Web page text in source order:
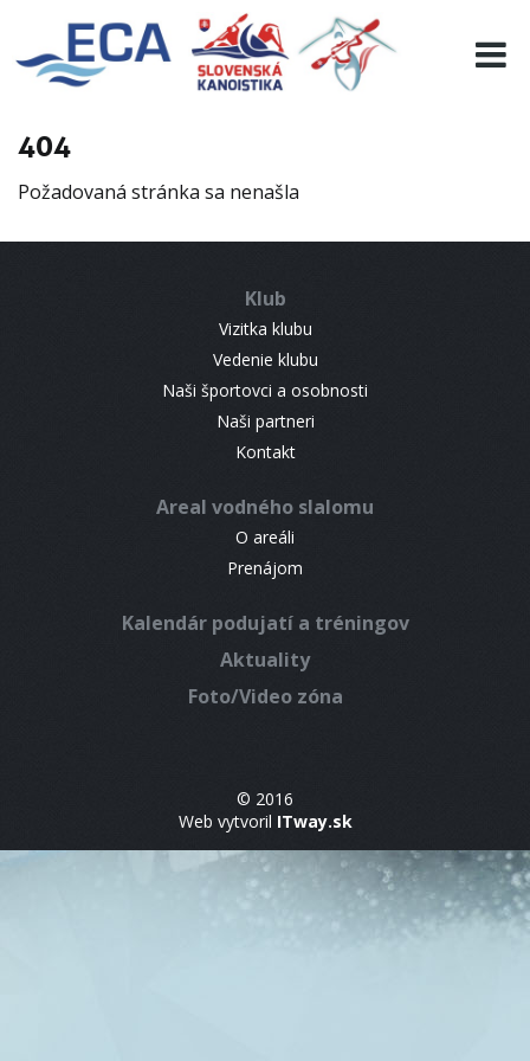
404
Požadovaná stránka sa nenašla
Klub
Vizitka klubu
Vedenie klubu
Naši športovci a osobnosti
Naši partneri
Kontakt
Areal vodného slalomu
O areáli
Prenájom
Kalendár podujatí a tréningov
Aktuality
Foto/Video zóna
© 2016
Web vytvoril ITway.sk
EURO 19
INFO
RESULTS
CONTACT